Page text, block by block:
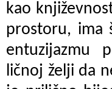
kao
prostoru, ima
entuzijazmu
ličnoj želji da